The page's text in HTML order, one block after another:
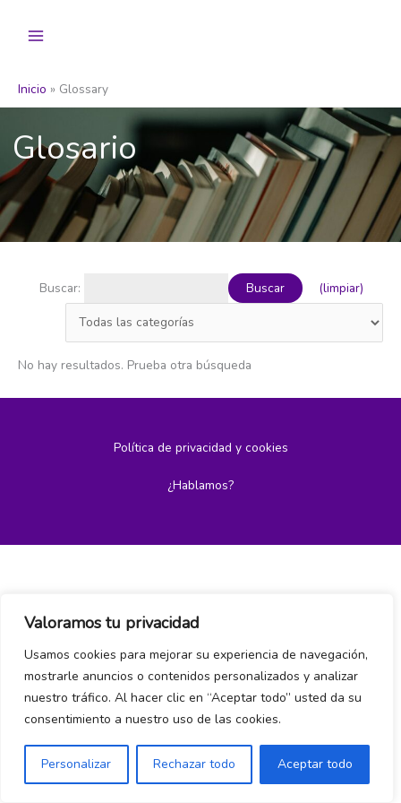
Valoramos tu privacidad
Usamos cookies para mejorar su experiencia de navegación,
mostrarle anuncios o contenidos personalizados y analizar
nuestro tráfico. Al hacer clic en “Aceptar todo” usted da su
consentimiento a nuestro uso de las cookies.
Personalizar Rechazar todo Aceptar todo
Inicio Glossary
Glosario
Buscar: Buscar (limpiar)
No hay resultados. Prueba otra búsqueda
Política de privacidad y cookies
¿Hablamos?